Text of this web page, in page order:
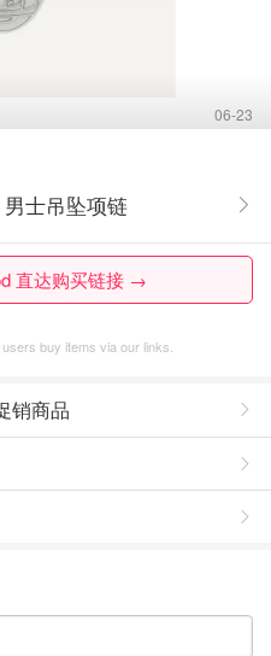
06-23
士吊坠项链
直达购买链接 →
buy items via our links.
销商品